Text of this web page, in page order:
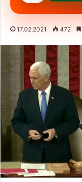
17.02.2021 472